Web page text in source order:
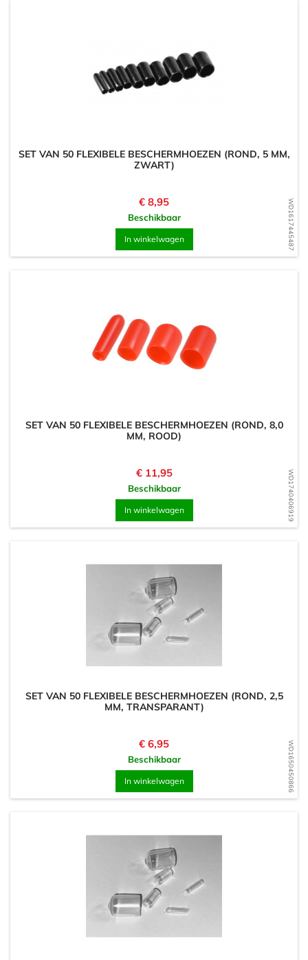
WD1617445487
SET VAN 50 FLEXIBELE BESCHERMHOEZEN (ROND, 5 MM,
ZWART)
Prijs
€ 8,95
Beschikbaar
In winkelwagen
WD1740406919
SET VAN 50 FLEXIBELE BESCHERMHOEZEN (ROND, 8,0
MM, ROOD)
Prijs
€ 11,95
Beschikbaar
In winkelwagen
WD1650450866
SET VAN 50 FLEXIBELE BESCHERMHOEZEN (ROND, 2,5
MM, TRANSPARANT)
Prijs
€ 6,95
Beschikbaar
In winkelwagen